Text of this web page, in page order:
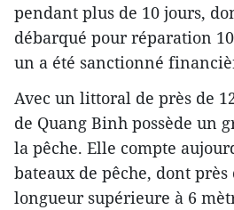
pendant plus de 10 jours,
débarqué pour réparation
un a été sanctionné
Avec un littoral de près de
de Quang Binh possède un
la pêche. Elle compte
bateaux de pêche, dont près
longueur supérieure à 6